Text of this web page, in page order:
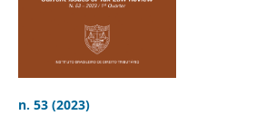
n. 53 (2023)